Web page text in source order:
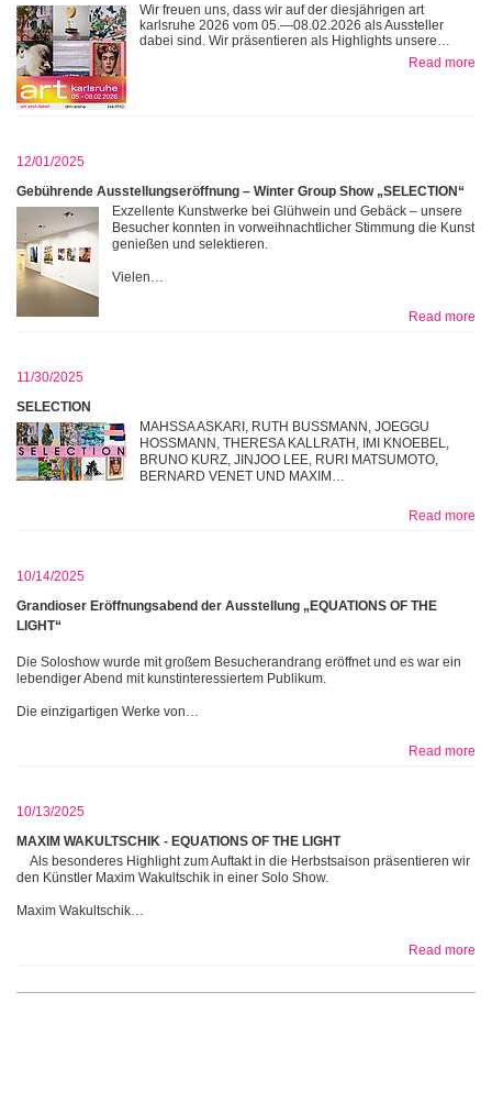
Wir freuen uns, dass wir auf der diesjährigen art
karlsruhe 2026 vom 05.—08.02.2026 als Aussteller
dabei sind. Wir präsentieren als Highlights unsere…
Read more
12/01/2025
Gebührende Ausstellungseröffnung – Winter Group Show „SELECTION“
Exzellente Kunstwerke bei Glühwein und Gebäck – unsere
Besucher konnten in vorweihnachtlicher Stimmung die Kunst
genießen und selektieren.
Vielen…
Read more
11/30/2025
SELECTION
MAHSSA ASKARI, RUTH BUSSMANN, JOEGGU
HOSSMANN, THERESA KALLRATH, IMI KNOEBEL,
BRUNO KURZ, JINJOO LEE, RURI MATSUMOTO,
BERNARD VENET UND MAXIM…
Read more
10/14/2025
Grandioser Eröffnungsabend der Ausstellung „EQUATIONS OF THE
LIGHT“
Die Soloshow wurde mit großem Besucherandrang eröffnet und es war ein
lebendiger Abend mit kunstinteressiertem Publikum.
Die einzigartigen Werke von…
Read more
10/13/2025
MAXIM WAKULTSCHIK - EQUATIONS OF THE LIGHT
Als besonderes Highlight zum Auftakt in die Herbstsaison präsentieren wir
den Künstler Maxim Wakultschik in einer Solo Show.
Maxim Wakultschik…
Read more